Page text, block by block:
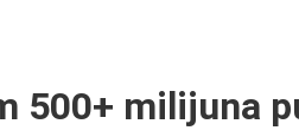
500+ milijuna